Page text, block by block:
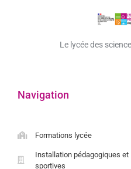
Le lycée des
Navigation
Formations lycée
Installation pédagogiques et
sportives